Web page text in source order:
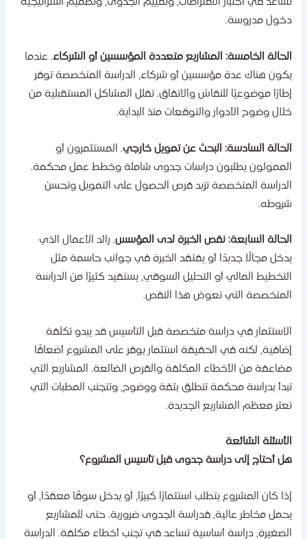
في اختبار الافتراضات، وتقييم الجدوى، وتصميم استراتيجية
مدروسة.
الخامسة: المشاريع متعددة المؤسسين أو الشركاء. عندما
هناك عدة مؤسسين أو شركاء، الدراسة المتخصصة توفر
موضوعيًا للنقاش والاتفاق. تقلل المشاكل المستقبلية من
وضوح الأدوار والتوقعات منذ البداية.
السادسة: البحث عن تمويل خارجي. المستثمرون أو
يطلبون دراسات جدوى شاملة وخطط عمل محكمة.
المتخصصة تزيد فرص الحصول على التمويل وتحسن
السابعة: نقص الخبرة لدى المؤسس. رائد الأعمال الذي
مجالًا جديدًا أو يفتقد الخبرة في جوانب حاسمة مثل
المالي أو التحليل السوقي، يستفيد كثيرًا من الدراسة
التي تعوض هذا النقص.
في دراسة متخصصة قبل التأسيس قد يبدو تكلفة
لكنه في الحقيقة استثمار يوفر على المشروع أضعافًا
من الأخطاء المكلفة والفرص الضائعة. المشاريع التي
بدراسة محكمة تنطلق بثقة ووضوح، وتتجنب المطبات التي
معظم المشاريع الجديدة.
الشائعة
أحتاج إلى دراسة جدوى قبل تأسيس المشروع؟
كان المشروع يتطلب استثمارًا كبيرًا، أو يدخل سوقًا معقدًا، أو
مخاطر عالية، فدراسة الجدوى ضرورية. حتى للمشاريع
دراسة أساسية تساعد في تجنب أخطاء مكلفة. الدراسة